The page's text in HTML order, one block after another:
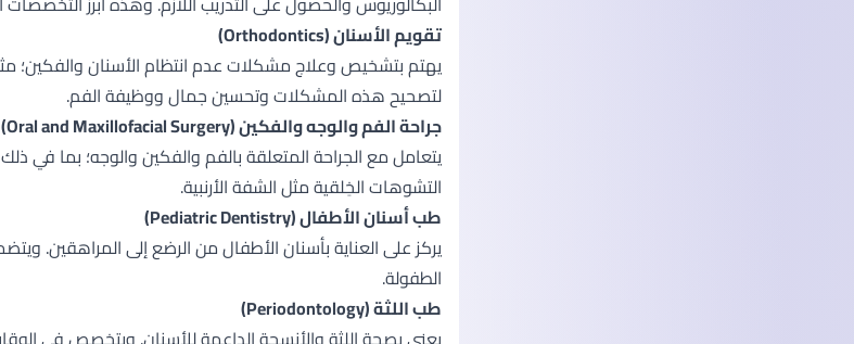
تقويم الأسنان (Orthodontics)
يهتم بتشخيص وعلاج مشكلات عدم انتظام الأسنان والفكين؛
لتصحيح هذه المشكلات وتحسين جمال ووظيفة الفم.
جراحة الفم والوجه والفكين (Oral and Maxillofacial Surgery)
يتعامل مع الجراحة المتعلقة بالفم والفكين والوجه؛ بما في
التشوهات الخِلقية مثل الشفة الأرنبية.
طب أسنان الأطفال (Pediatric Dentistry)
يركز على العناية بأسنان الأطفال من الرضع إلى المراهقين.
الطفولة.
طب اللثة (Periodontology)